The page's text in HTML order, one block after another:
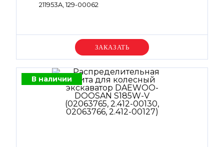
211953A, 129-00062
Уточняйте цену
В наличии